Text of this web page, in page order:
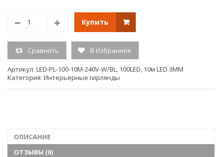
Тип свечения: (фиксинг) гирлянда постоянного свечения
Дополнительно: соединяемая между собой до 5-ти штук, длина
провода от вилки до гирлянды 1,52м.
Напряжение220VРазмер10мТип свеченияпостоянного
свеченияКол-во светодиодов100Гарантия:6мес
Купить
Сравнить В Избранное
Артикул: LED-PL-100-10M-240V-W/BL, 100LED, 10м LED 3MM
Категория: Интерьерные гирлянды
ОПИСАНИЕ
ОТЗЫВЫ (0)